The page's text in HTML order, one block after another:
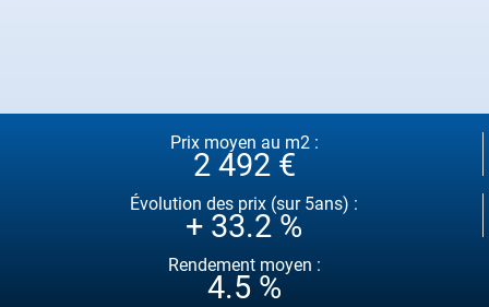
Prix moyen au m2 :
2 492 €
Évolution des prix (sur 5ans) :
+ 33.2 %
Rendement moyen :
4.5 %